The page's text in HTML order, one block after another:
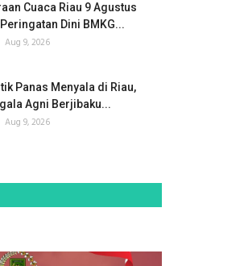
Cuaca Riau 9 Agustus
Dini BMKG...
Aug 9, 2026
Panas Menyala di Riau,
Agni Berjibaku...
Aug 9, 2026